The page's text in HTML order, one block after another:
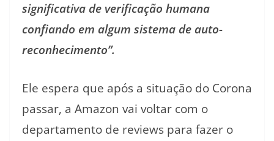
significativa de verificação humana
confiando em algum sistema de auto-
reconhecimento”.
Ele espera que após a situação do Corona
passar, a Amazon vai voltar com o
departamento de reviews para fazer o